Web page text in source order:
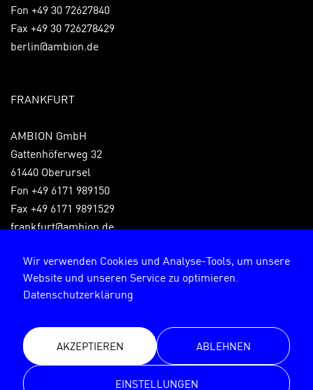
Wir verwenden Cookies und Analyse-Tools, um unsere
Website und unseren Service zu optimieren.
Datenschutzerklärung
AKZEPTIEREN ABLEHNEN
EINSTELLUNGEN
Fon +49 30 72627840
Fax +49 30 726278429
berlin@ambion.de
FRANKFURT
AMBION GmbH
Gattenhöferweg 32
61440 Oberursel
Fon +49 6171 989150
Fax +49 6171 9891529
frankfurt@ambion.de
Impressum
© AMBION GmbH 2026